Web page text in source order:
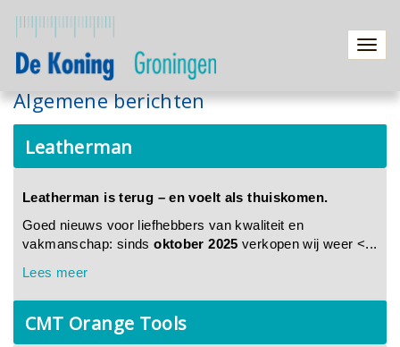
Algemene berichten
Leatherman
Leatherman is terug – en voelt als thuiskomen.
Goed nieuws voor liefhebbers van kwaliteit en
vakmanschap: sindsoktober 2025 verkopen wij weer <...
Lees meer
CMT Orange Tools